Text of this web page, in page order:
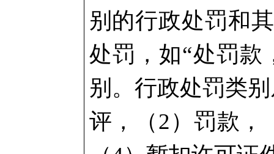
别的行政处罚和
处罚，如“处罚款
别。行政处罚类
评，（2）罚款，